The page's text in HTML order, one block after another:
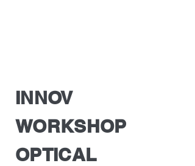
INNOV
WORKSHOP
OPTICAL